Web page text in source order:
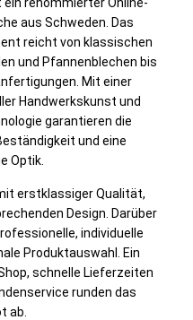
aus Schweden. Das
reicht von klassischen
und Pfannenblechen bis
Mit einer
Handwerkskunst und
garantieren die
und eine
Optik.
erstklassiger Qualität,
Design. Darüber
individuelle
Produktauswahl. Ein
schnelle Lieferzeiten
runden das
ab.